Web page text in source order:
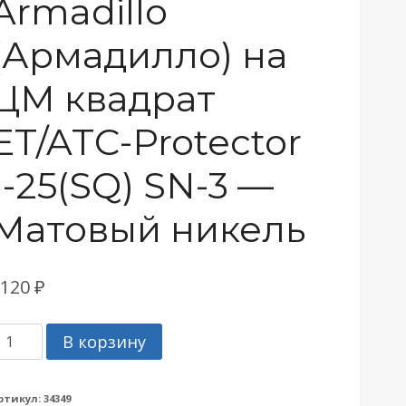
на
квадрат
ATC-Protector
25(SQ) SN-3 —
никель
₽
КоличествоВ корзину
34349